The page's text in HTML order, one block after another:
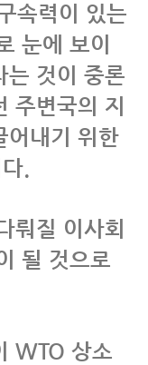
속력이 있는
눈에 보이
는 것이 중론
주변국의 지
어내기 위한
.
뤄질 이사회
될 것으로
WTO 상소